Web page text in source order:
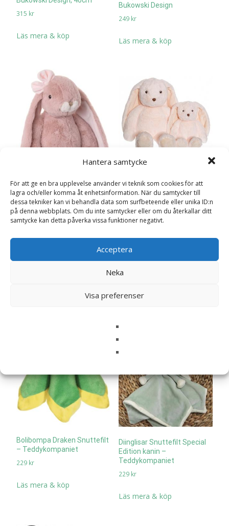
Hantera samtycke
För att ge en bra upplevelse använder vi teknik som cookies för att
lagra och/eller komma åt enhetsinformation. När du samtycker till
dessa tekniker kan vi behandla data som surfbeteende eller unika ID:n
på denna webbplats. Om du inte samtycker eller om du återkallar ditt
samtycke kan detta påverka vissa funktioner negativt.
Acceptera
Neka
Visa preferenser
315 kr
Läs mera & köp
Bukowski Design
249 kr
Läs mera & köp
Cuddly Kanina Antique Pink,
Design
Teddykompaniet
195kr
Läs mera & köp
Bolibompa Draken Snuttefilt
– Teddykompaniet
229 kr
Läs mera & köp
Diinglisar Snuttefilt Special
Edition kanin –
Teddykompaniet
229 kr
Läs mera & köp